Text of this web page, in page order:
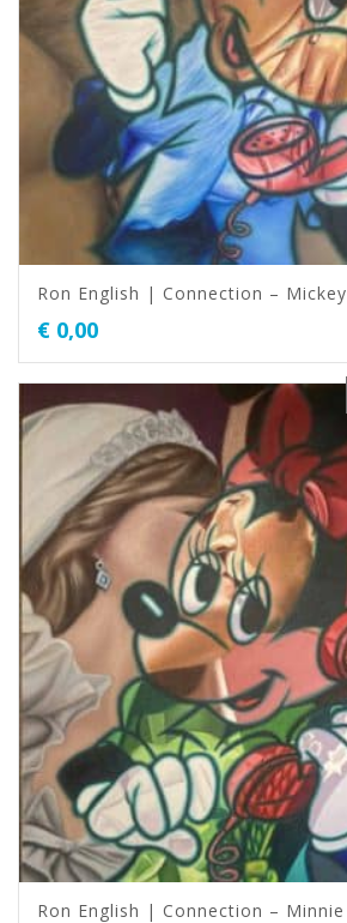
Ron English | Connection – Mickey
€ 0,00
Ron English | Connection – Minnie